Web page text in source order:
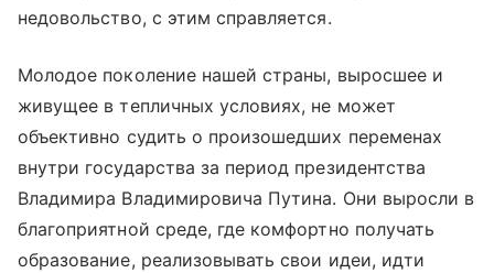
недовольство, с этим справляется.
Молодое поколение нашей страны, выросшее и
живущее в тепличных условиях, не может
объективно судить о произошедших переменах
внутри государства за период президентства
Владимира Владимировича Путина. Они выросли в
благоприятной среде, где комфортно получать
образование, реализовывать свои идеи, идти